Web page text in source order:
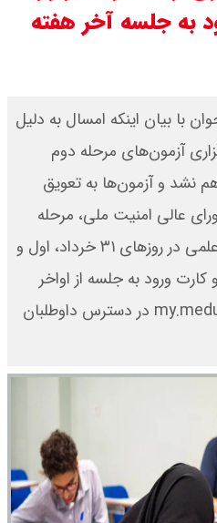
/ تنگه چه زمانی باز می شود
عراقچی و قالیباف به پاکستان
مرداد ۱۴۰۵ اعلام شد/ افزایش قیمت
محسن رضایی دبیر
دبیران شعام + اینفوگرافی
به جلسه آخر هفته
با بیان اینکه امسال به دلیل
آزمون‌های مرحله دوم
نشد و آزمون‌ها به تعویق
عالی امنیت ملی، مرحله
دوم آزمون های المپیادهای علمی در روزهای ۳۱ خرداد، اول و
کارت ورود به جلسه از اواخر
هفته جاری از طریق درگاه my.medu.ir در دسترس داوطلبان